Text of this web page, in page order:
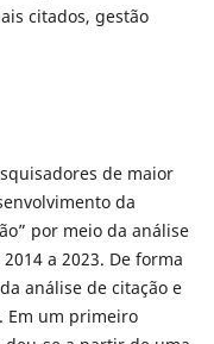
citados, gestão
de maior
da
por meio da análise
a 2023. De forma
análise de citação e
Em um primeiro